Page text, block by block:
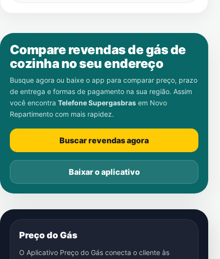
Compare revendas de gás de
cozinha no seu endereço
Busque agora ou baixe o app para comparar preço, prazo
de entrega e formas de pagamento na sua região. Assim
você encontra Telefone Supergasbras em Novo
Repartimento com mais rapidez.
Buscar revendas agora
Baixar o aplicativo
Preço do Gás
O Aplicativo Preço do Gás conecta o cliente às